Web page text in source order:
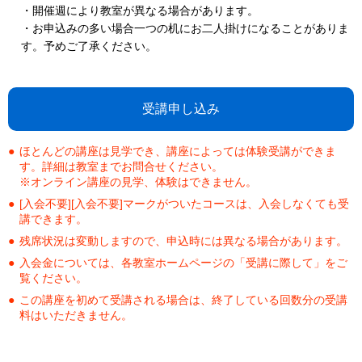
・開催週により教室が異なる場合があります。
・お申込みの多い場合一つの机にお二人掛けになることがありま
す。予めご了承ください。
受講申し込み
ほとんどの講座は見学でき、講座によっては体験受講ができま
す。詳細は教室までお問合せください。
※オンライン講座の見学、体験はできません。
[入会不要][入会不要]マークがついたコースは、入会しなくても受
講できます。
残席状況は変動しますので、申込時には異なる場合があります。
入会金については、各教室ホームページの「受講に際して」をご
覧ください。
この講座を初めて受講される場合は、終了している回数分の受講
料はいただきません。